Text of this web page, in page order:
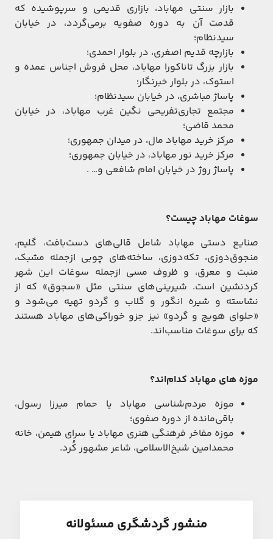
بازار سنتی مهاباد، بازاری قدیمی و سرپوشیده که
قدمت آن به دوره صفویه برمی‌گردد، در خیابان
سیدنظام؛
بازارچه قدیم اصغری، در بلوار احمدی؛
بازار بزرگ تاناکورا مهاباد، محل فروش اجناس عمده و
استوک، در بلوار خبرنگار؛
پاساژ مباشری، در خیابان سیدنظام؛
مجتمع تجاری‌تفریحی نگین غرب مهاباد، در خیابان
محمد قاضی؛
مرکز خرید مهاباد مال، در میدان جمهوری؛
مرکز خرید نور مهاباد، در خیابان جمهوری؛
پاساژ روژ در خیابان امام شافعی و… .
سوغات مهاباد چیست؟
صنایع دستی مهاباد شامل قالی‌های دست‌بافت، گلیم،
منجوق‌دوزی‌، تکه‌دوزی، ساخته‌های چوبی ازجمله مشبک،
منبت و معرق، و ظروف مسی ازجمله سوغات این شهر
کردنشین است. شیرینی‌های سنتی مثل «سجوق» که از
نشاسته و شیره انگور و گلاب و گردو تهیه می‌شود و
«حلوای هویج و گردو» نیز جزو خوراکی‌های مهاباد هستند
که برای سوغات مناسب‌اند.
موزه های مهاباد کدام‌اند؟
موزه مردم‌شناسی مهاباد یا حمام میرزا رسول،
باقی‌مانده از دوره صفوی؛
موزه مفاخر فرهنگی هنری مهاباد یا سرای هیمن، خانه
محمدامین شیخ‌الاسلامی، شاعر مشهور کُرد.
منشور گردشگری مسئولانه